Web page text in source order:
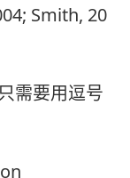
Smith, 20
需要用逗号